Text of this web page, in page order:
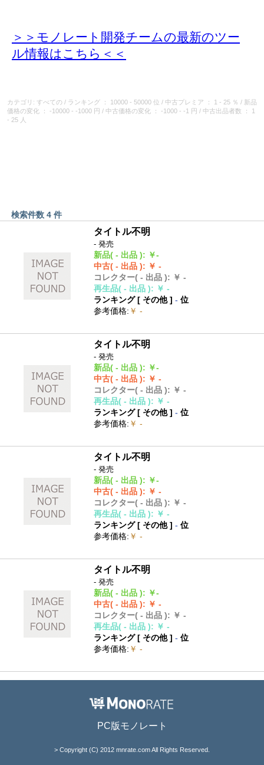
＞＞モノレート開発チームの最新のツー
ル情報はこちら＜＜
カテゴリ: すべての / ランキング ： 10000 - 50000 位 / 中古プレミア ： 1 - 25 ％ / 新品
価格の変化
： -10000 - -1000 円 / 中古価格の変化 ： -1000 - -1 円 / 中古出品者数
： 1
- 25 人
検索件数 4 件
タイトル不明
- 発売
新品( - 出品 ): ￥-
中古( - 出品 ): ￥ -
コレクター( - 出品 ): ￥ -
再生品( - 出品 ): ￥ -
ランキング [ その他]- 位
参考価格: ￥ -
タイトル不明
- 発売
新品( - 出品 ): ￥-
中古( - 出品 ): ￥ -
コレクター( - 出品 ): ￥ -
再生品( - 出品 ): ￥ -
ランキング [ その他]- 位
参考価格: ￥ -
タイトル不明
- 発売
新品( - 出品 ): ￥-
中古( - 出品 ): ￥ -
コレクター( - 出品 ): ￥ -
再生品( - 出品 ): ￥ -
ランキング [ その他]- 位
参考価格: ￥ -
タイトル不明
- 発売
新品( - 出品 ): ￥-
中古( - 出品 ): ￥ -
コレクター( - 出品 ): ￥ -
再生品( - 出品 ): ￥ -
ランキング [ その他]- 位
参考価格: ￥ -
PC版モノレート
> Copyright (C) 2012 mnrate.com All Rights Reserved.